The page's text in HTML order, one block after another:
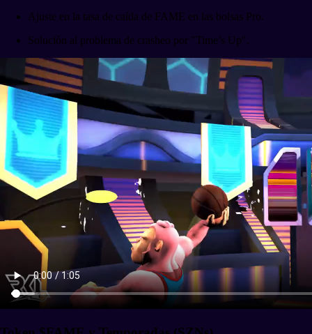
Ajuste en la tasa de caída de FAME en las bolsas Pro.
Solución al problema de crasheo por "Time’s Up".